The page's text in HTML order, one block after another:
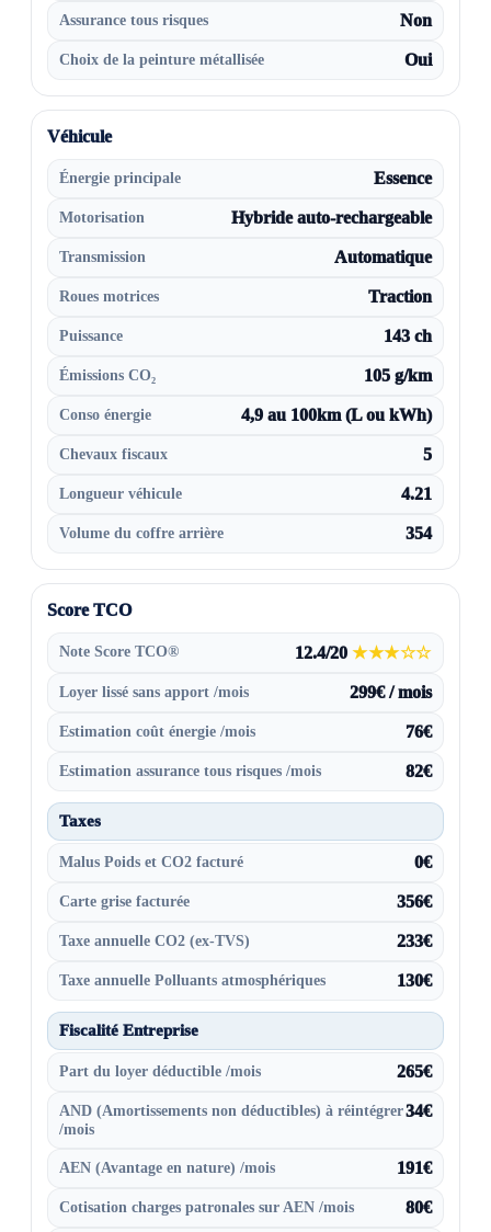
Assurance tous risques Non
Choix de la peinture métallisée Oui
Véhicule
Énergie principale Essence
Motorisation Hybride auto-rechargeable
Transmission Automatique
Roues motrices Traction
Puissance 143 ch
Émissions CO₂ 105 g/km
Conso énergie 4,9 au 100km (L ou kWh)
Chevaux fiscaux 5
Longueur véhicule 4.21
Volume du coffre arrière 354
Score TCO
Note Score TCO® 12.4/20★★★☆☆
Loyer lissé sans apport /mois 299€ / mois
Estimation coût énergie /mois 76€
Estimation assurance tous risques /mois 82€
Taxes
Malus Poids et CO2 facturé 0€
Carte grise facturée 356€
Taxe annuelle CO2 (ex-TVS) 233€
Taxe annuelle Polluants atmosphériques 130€
Fiscalité Entreprise
Part du loyer déductible /mois 265€
AND (Amortissements non déductibles) à réintégrer
/mois
34€
AEN (Avantage en nature) /mois 191€
Cotisation charges patronales sur AEN /mois 80€